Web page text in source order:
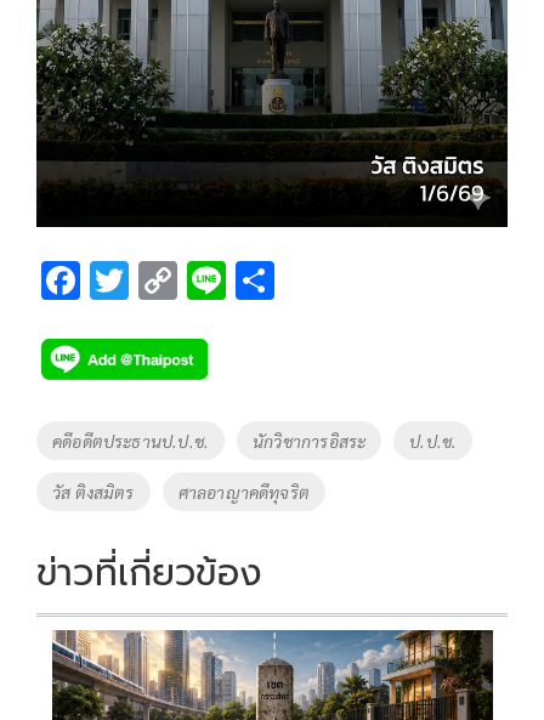
F
e
b
o
o
k
T
tt
er
C
p
y
Li
k
Li
Tags
คดีอดีตประธานป.ป.ช. นักวิชาการอิสระ ป.ป.ช.
วัส ติงสมิตร ศาลอาญาคดีทุจริต
ข่าวที่เกี่ยวข้อง